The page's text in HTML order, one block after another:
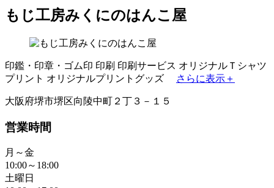
もじ工房みくにのはんこ屋
印鑑・印章・ゴム印 印刷 印刷サービス オリジナルＴシャツ
プリント オリジナルプリントグッズ さらに表示＋
大阪府堺市堺区向陵中町２丁３－１５
営業時間
月～金
10:00～18:00
土曜日